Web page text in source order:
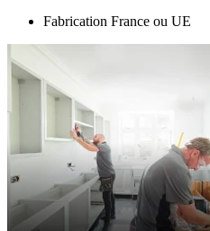
Fabrication France ou UE